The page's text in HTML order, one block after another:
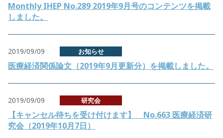
Monthly IHEP No.289 2019年9月号のコンテンツを掲載
しました。
2019/09/09 お知らせ
医療経済関係論文（2019年9月更新分）を掲載しました。
2019/09/09 研究会
【キャンセル待ちを受け付けます】 No.663 医療経済研
究会（2019年10月7日）